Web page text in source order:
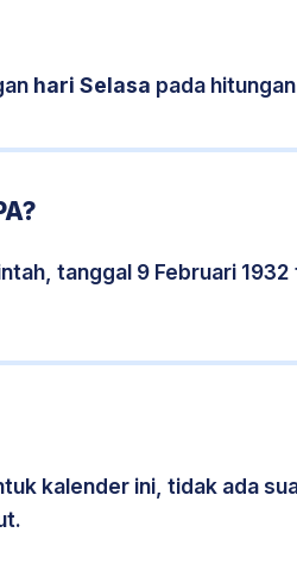
hari Selasa pada
tanggal 9 Februari
kalender ini, tidak ada